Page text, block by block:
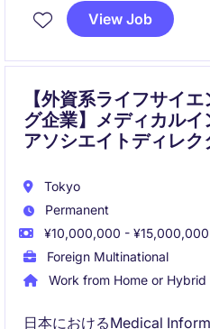
薬剤師としての専門性に加
キルを活かし、患者安全と
View Job
【外資系ライフサイ
グ企業】メディカルイ
アソシエイトディレク
Tokyo
Permanent
¥10,000,000 -
Foreign Multinational
Work from Home or Hybrid
日本におけるMedical